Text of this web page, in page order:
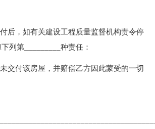
，如有关建设工程质量监督机构责令停
列第_________种责任：
付该房屋，并赔偿乙方因此蒙受的一切